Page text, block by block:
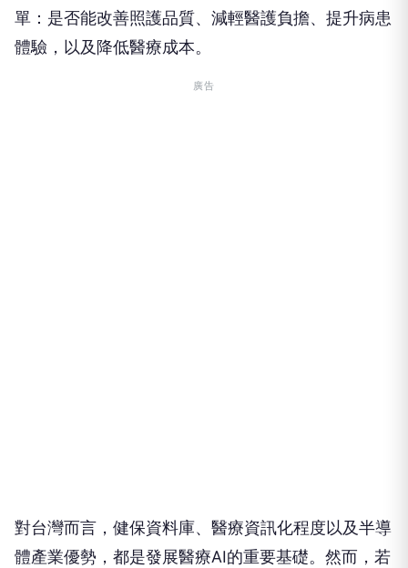
單：是否能改善照護品質、減輕醫護負擔、提升病患
體驗，以及降低醫療成本。
廣告
對台灣而言，健保資料庫、醫療資訊化程度以及半導
體產業優勢，都是發展醫療AI的重要基礎。然而，若